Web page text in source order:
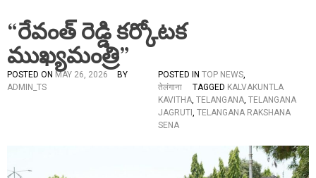
“రేవంత్ రెడ్డి కర్కోటక
ముఖ్యమంత్రి”
POSTED ON MAY 26, 2026
BY
ADMIN_TS
POSTED IN TOP NEWS,
तेलंगाना
TAGGED KALVAKUNTLA
KAVITHA, TELANGANA, TELANGANA
JAGRUTI , TELANGANA RAKSHANA
SENA